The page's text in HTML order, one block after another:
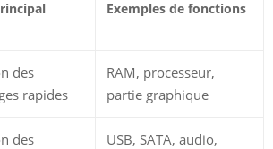
Exemples de fonctions
des
rapides
RAM, processeur,
partie graphique
des
USB, SATA, audio,